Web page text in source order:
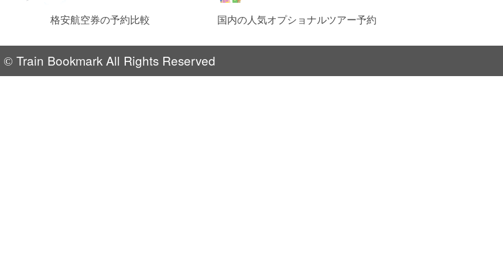
格安航空券の予約比較 国内の人気オプショナルツアー予約
© Train Bookmark All Rights Reserved